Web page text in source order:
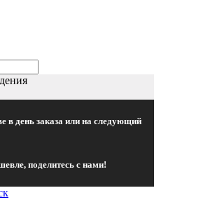
в день заказа или на следующий
поделитесь с нами!